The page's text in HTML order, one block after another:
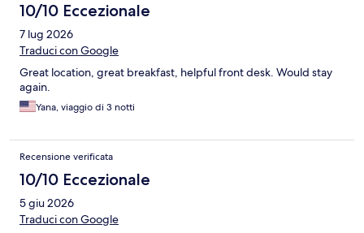
10/10 Eccezionale
7 lug 2026
Traduci con Google
Great location, great breakfast, helpful front desk. Would stay
again.
Yana, viaggio di 3 notti
Recensione verificata
10/10 Eccezionale
5 giu 2026
Traduci con Google